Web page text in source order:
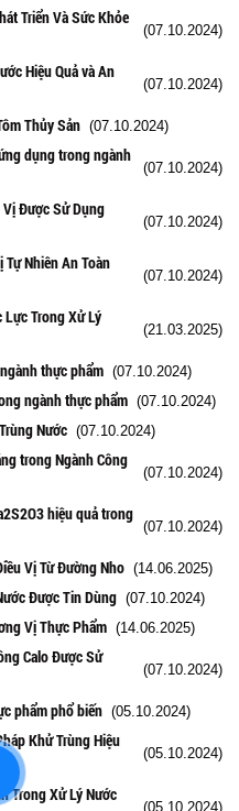
Triển Và Sức Khỏe
(07.10.2024)
Hiệu Quả và An
(07.10.2024)
Thủy Sản (07.10.2024)
dụng trong ngành
(07.10.2024)
Được Sử Dụng
(07.10.2024)
Nhiên An Toàn
(07.10.2024)
Lực Trong Xử Lý
(21.03.2025)
thực phẩm (07.10.2024)
ngành thực phẩm (07.10.2024)
Nước (07.10.2024)
trong Ngành Công
(07.10.2024)
hiệu quả trong
(07.10.2024)
Vị Từ Đường Nho (14.06.2025)
Được Tin Dùng (07.10.2024)
Vị Thực Phẩm (14.06.2025)
Calo Được Sử
(07.10.2024)
phẩm phổ biến (05.10.2024)
Khử Trùng Hiệu
(05.10.2024)
Trong Xử Lý Nước
(05.10.2024)